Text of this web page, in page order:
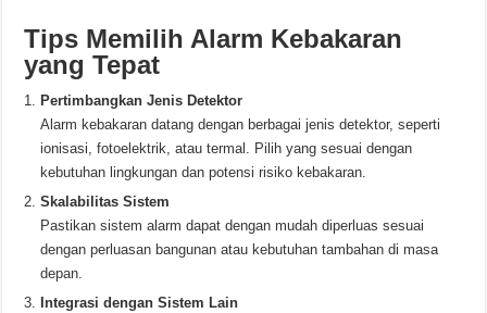
Tips Memilih Alarm Kebakaran
yang Tepat
Pertimbangkan Jenis Detektor
Alarm kebakaran datang dengan berbagai jenis detektor, seperti
ionisasi, fotoelektrik, atau termal. Pilih yang sesuai dengan
kebutuhan lingkungan dan potensi risiko kebakaran.
Skalabilitas Sistem
Pastikan sistem alarm dapat dengan mudah diperluas sesuai
dengan perluasan bangunan atau kebutuhan tambahan di masa
depan.
Integrasi dengan Sistem Lain